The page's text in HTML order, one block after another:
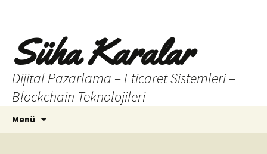
Süha Karalar
Dijital Pazarlama – Eticaret Sistemleri –
Blockchain Teknolojileri
Menü